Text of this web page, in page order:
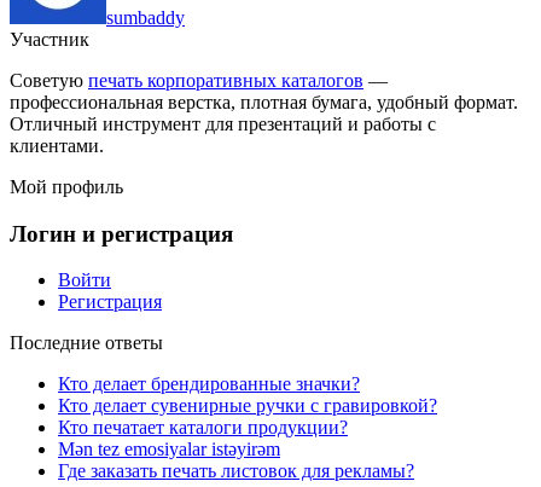
sumbaddy
Участник
Советую печать корпоративных каталогов —
профессиональная верстка, плотная бумага, удобный формат.
Отличный инструмент для презентаций и работы с
клиентами.
Мой профиль
Логин и регистрация
Войти
Регистрация
Последние ответы
Кто делает брендированные значки?
Кто делает сувенирные ручки с гравировкой?
Кто печатает каталоги продукции?
Mən tez emosiyalar istəyirəm
Где заказать печать листовок для рекламы?